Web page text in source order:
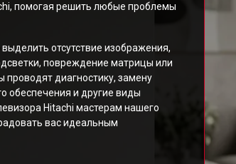
помогая решить любые проблемы
отсутствие изображения,
повреждение матрицы или
проводят диагностику, замену
обеспечения и другие виды
Hitachi мастерам нашего
вас идеальным